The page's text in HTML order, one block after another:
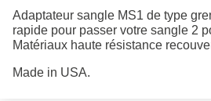
Adaptateur sangle MS1 de type
rapide pour passer votre sangle 2
Matériaux haute résistance
Made in USA.